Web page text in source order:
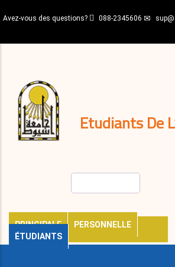
au
principal
Avez-vous des questions? 088-2345606
Etudiants De
PRINCIPALE
PERSONNELLE
ÉTUDIANTS
décisions
Expatriés
Journal